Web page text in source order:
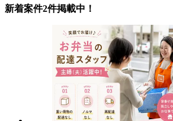
新着案件2件掲載中！